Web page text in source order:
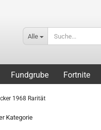
Alle
Fundgrube Fortnite
1968 Rarität
Kategorie